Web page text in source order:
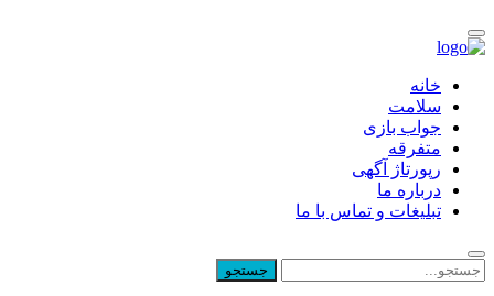
خانه
سلامت
جواب بازی
متفرقه
رپورتاژ آگهی
درباره ما
تبلیغات و تماس با ما